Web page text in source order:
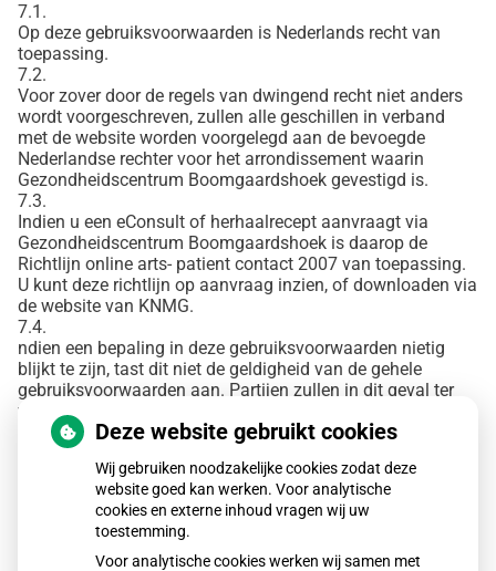
7.1.
Op deze gebruiksvoorwaarden is Nederlands recht van
toepassing.
7.2.
Voor zover door de regels van dwingend recht niet anders
wordt voorgeschreven, zullen alle geschillen in verband
met de website worden voorgelegd aan de bevoegde
Nederlandse rechter voor het arrondissement waarin
Gezondheidscentrum Boomgaardshoek gevestigd is.
7.3.
Indien u een eConsult of herhaalrecept aanvraagt via
Gezondheidscentrum Boomgaardshoek is daarop de
Richtlijn online arts- patient contact 2007 van toepassing.
U kunt deze richtlijn op aanvraag inzien, of downloaden via
de website van KNMG.
7.4.
ndien een bepaling in deze gebruiksvoorwaarden nietig
blijkt te zijn, tast dit niet de geldigheid van de gehele
gebruiksvoorwaarden aan. Partijen zullen in dit geval ter
vervanging (een) nieuwe bepaling(en) vaststellen,
waarmee zoveel als rechtens mogelijk is aan de bedoeling
van de oorspronkelijke bepaling gestalte wordt gegeven.
Gezondheidscentrum Boomgaardshoek is gerechtigd haar
rechten en verplichtingen uit de overeenkomst over te
dragen aan een derde die de website of de betreffende
bedrijfsactiviteit van haar overneemt.
Deze website gebruikt cookies
Wij gebruiken noodzakelijke cookies zodat deze
website goed kan werken. Voor analytische
cookies en externe inhoud vragen wij uw
toestemming.
Voor analytische cookies werken wij samen met